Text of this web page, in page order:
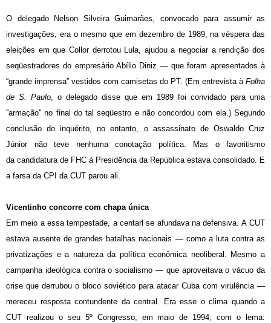
O delegado Nelson Silveira Guimarães, convocado para assumir as
investigações, era o mesmo que em dezembro de 1989, na véspera das
eleições em que Collor derrotou Lula, ajudou a negociar a rendição dos
seqüestradores do empresário Abílio Diniz — que foram apresentados à
“grande imprensa” vestidos com camisetas do PT. (Em entrevista à Folha
de S. Paulo, o delegado disse que em 1989 foi convidado para uma
''armação'' no final do tal seqüestro e não concordou com ela.) Segundo
conclusão do inquérito, no entanto, o assassinato de Oswaldo Cruz
Júnior não teve nenhuma conotação política. Mas o favoritismo
da candidatura de FHC à Presidência da República estava consolidado. E
a farsa da CPI da CUT parou ali.
Vicentinho concorre com chapa única
Em meio a essa tempestade, a centarl se afundava na defensiva. A CUT
estava ausente de grandes batalhas nacionais — como a luta contra as
privatizações e a natureza da política econômica neoliberal. Mesmo a
campanha ideológica contra o socialismo — que aproveitava o vácuo da
crise que derrubou o bloco soviético para atacar Cuba com virulência —
mereceu resposta contundente da central. Era esse o clima quando a
CUT realizou o seu 5º Congresso, em maio de 1994, com o lema: